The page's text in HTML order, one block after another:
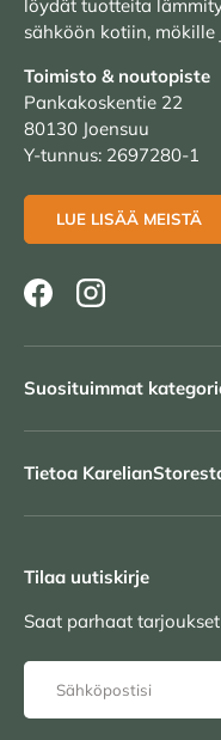
löydät tuotteita
sähköön kotiin,
Toimisto & noutopiste
Pankakoskentie 22
80130 Joensuu
Y-tunnus: 2697280-1
LUE LISÄÄ MEISTÄ
FacebookInstagram
Suosituimmat
Tietoa
Tilaa uutiskirje
Saat parhaat
Sähköposti